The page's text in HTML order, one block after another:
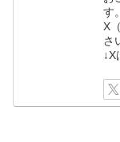
す。
X
さ
↓X